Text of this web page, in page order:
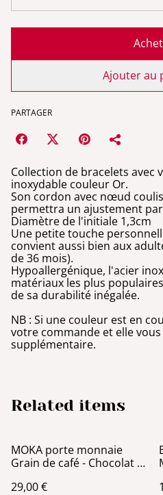
Ajouter au
PARTAGER
Collection de bracelets avec
inoxydable couleur Or.
Son cordon avec nœud
permettra un ajustement
Diamètre de l'initiale 1,3cm
Une petite touche
convient aussi bien aux
de 36 mois).
Hypoallergénique, l'acier
matériaux les plus
de sa durabilité inégalée.
NB : Si une couleur est en
votre commande et elle
supplémentaire.
Related items
MOKA porte monnaie
Grain de café - Chocolat /
29,00 €